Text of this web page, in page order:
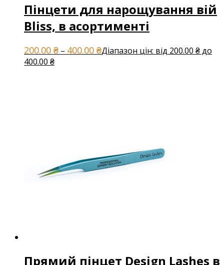
Пінцети для нарощування вій
Bliss, в асортименті
200.00 ₴ – 400.00 ₴Діапазон цін: від 200.00 ₴ до
400.00 ₴
Прямий пінцет Design Lashes в